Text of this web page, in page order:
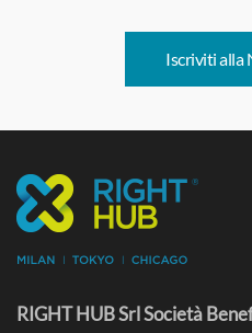
Iscriviti alla
RIGHT HUB Srl Società